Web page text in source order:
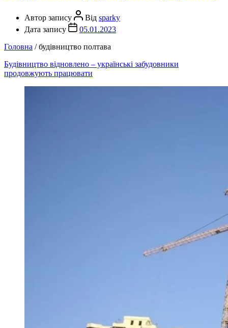
Автор запису Від sparky
Дата запису
05.01.2023
Головна /будівництво полтава
Будівництво відновлено – українські забудовники
продовжують працювати